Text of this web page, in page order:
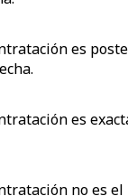
es
es
no es